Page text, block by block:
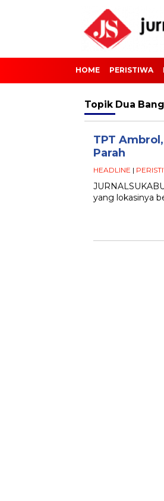
HOME PERISTIWA
Topik Dua
TPT
Parah
HEADLINE |
yang lokasinya